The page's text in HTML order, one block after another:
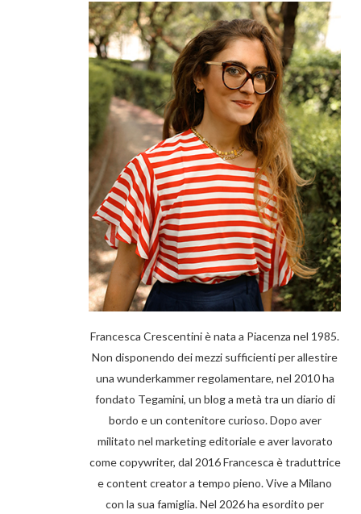
Francesca Crescentini è nata a Piacenza nel 1985.
Non disponendo dei mezzi sufficienti per allestire
una wunderkammer regolamentare, nel 2010 ha
fondato Tegamini, un blog a metà tra un diario di
bordo e un contenitore curioso. Dopo aver
militato nel marketing editoriale e aver lavorato
come copywriter, dal 2016 Francesca è traduttrice
e content creator a tempo pieno. Vive a Milano
con la sua famiglia. Nel 2026 ha esordito per